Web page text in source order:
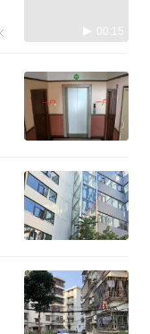
00:15